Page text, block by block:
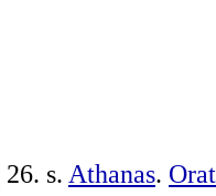
26. s. Athanas. Orat